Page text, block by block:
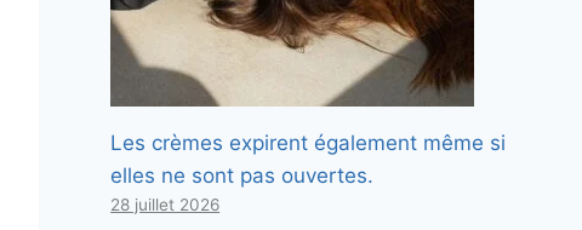
Les crèmes expirent également même si
elles ne sont pas ouvertes.
28 juillet 2026